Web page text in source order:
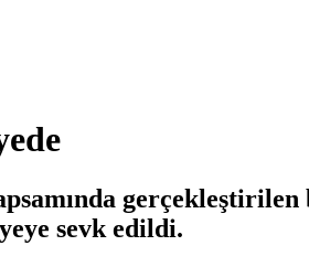
gerçekleştirilen
sevk edildi.